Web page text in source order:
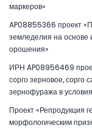
маркеров»
AP08855366 проект
земледелия на основе
орошения»
ИРН AP08956469
сорго зерновое, сорго
зернофуража в
Проект «Репродукция
морфологическим